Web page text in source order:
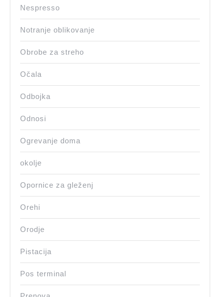
Nespresso
Notranje oblikovanje
Obrobe za streho
Očala
Odbojka
Odnosi
Ogrevanje doma
okolje
Opornice za gleženj
Orehi
Orodje
Pistacija
Pos terminal